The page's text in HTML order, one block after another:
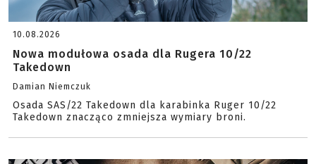
10.08.2026
Nowa modułowa osada dla Rugera 10/22
Takedown
Damian Niemczuk
Osada SAS/22 Takedown dla karabinka Ruger 10/22
Takedown znacząco zmniejsza wymiary broni.